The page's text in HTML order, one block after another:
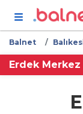
Balnet
Erdek Merkez